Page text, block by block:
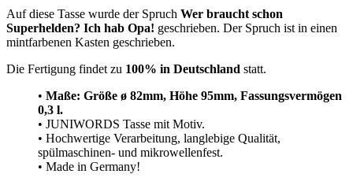
Auf diese Tasse wurde der Spruch Wer braucht schon
Superhelden? Ich hab Opa! geschrieben. Der Spruch ist in einen
mintfarbenen Kasten geschrieben.
Die Fertigung findet zu 100% in Deutschland statt.
• Maße: Größe ø 82mm, Höhe 95mm, Fassungsvermögen
0,3 l.
• JUNIWORDS Tasse mit Motiv.
• Hochwertige Verarbeitung, langlebige Qualität,
spülmaschinen- und mikrowellenfest.
• Made in Germany!